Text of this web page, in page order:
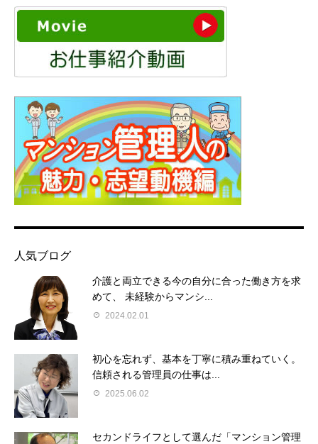
人気ブログ
介護と両立できる今の自分に合った働き方を求
めて、 未経験からマンシ...
2024.02.01
初心を忘れず、基本を丁寧に積み重ねていく。
信頼される管理員の仕事は...
2025.06.02
セカンドライフとして選んだ「マンション管理